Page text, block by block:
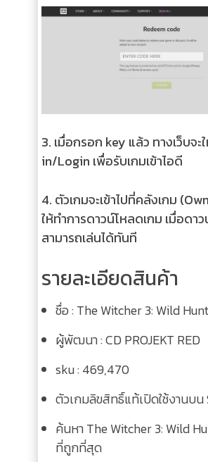
3. เมื่อกรอก key แล้ว ทางเว็บจะ
in/Login เพื่อรับเกมเข้าไอดี
4. ตัวเกมจะเข้าไปที่คลังเกม
ให้ทำการดาวน์โหลดเกม เมื่อดา
สามารถเล่นได้ทันที
รายละเอียดสินค้า
ชื่อ :The Witcher 3: Wild Hunt
ผู้พัฒนา :CD PROJEKT RED
sku :469,470
ตัวเกมลิขสิทธิ์แท้เปิดใช้งานบน
ค้นหา The Witcher 3: Wild
ที่ถูกที่สุด